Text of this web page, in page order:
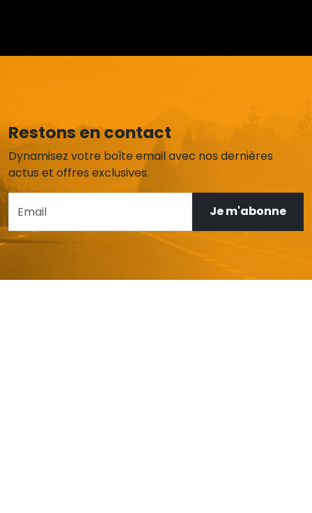
Restons en contact
Dynamisez votre boîte email avec nos dernières
actus et offres exclusives.
Je m'abonne